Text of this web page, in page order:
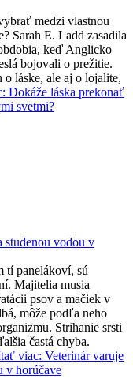
medzi vlastnou
Sarah E. Ladd zasadila
keď Anglicko
bojovali o prežitie.
láske, ale aj o lojalite,
: Dokáže láska prekonať
svetmi?
studenou vodou v
tí panelákoví, sú
Majitelia musia
psov a mačiek v
môže podľa neho
Strihanie srsti
častá chyba.
viac: Veterinár varuje
v horúčave